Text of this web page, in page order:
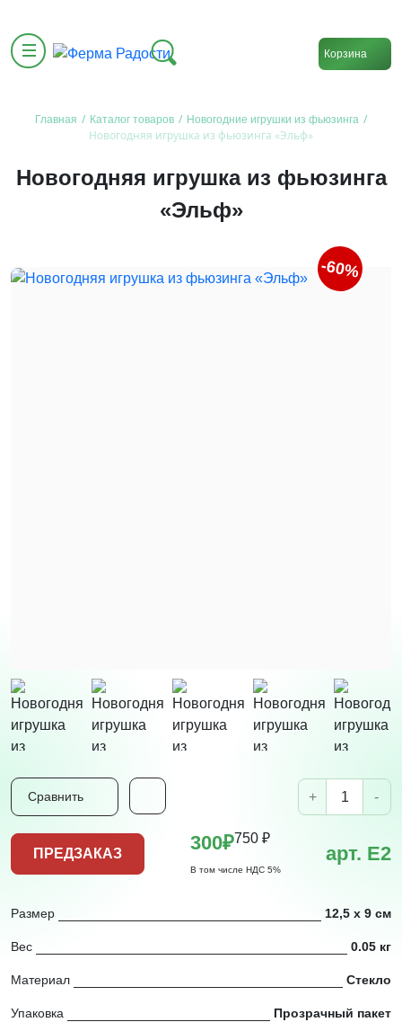
Корзина
Главная / Каталог товаров / Новогодние игрушки из фьюзинга /
Новогодняя игрушка из фьюзинга «Эльф»
Новогодняя игрушка из фьюзинга
«Эльф»
-60%
Сравнить + -
ПРЕДЗАКАЗ 300₽750 ₽
В том числе НДС 5%
арт. Е2
Размер 12,5 x 9 см
Вес 0.05 кг
Материал Стекло
Упаковка Прозрачный пакет